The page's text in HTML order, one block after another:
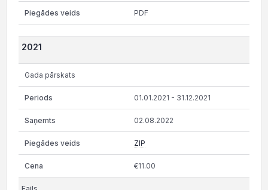
PDF
2021
Gada pārskats
01.01.2021 - 31.12.2021
02.08.2022
ZIP
€11.00